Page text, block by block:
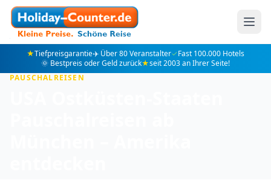
★Tiefpreisgarantie✈️ Über 80 Veranstalter✓Fast 100.000 Hotels
🌞 Bestpreis oder Geld zurück★seit 2003 an Ihrer Seite!
PAUSCHALREISEN